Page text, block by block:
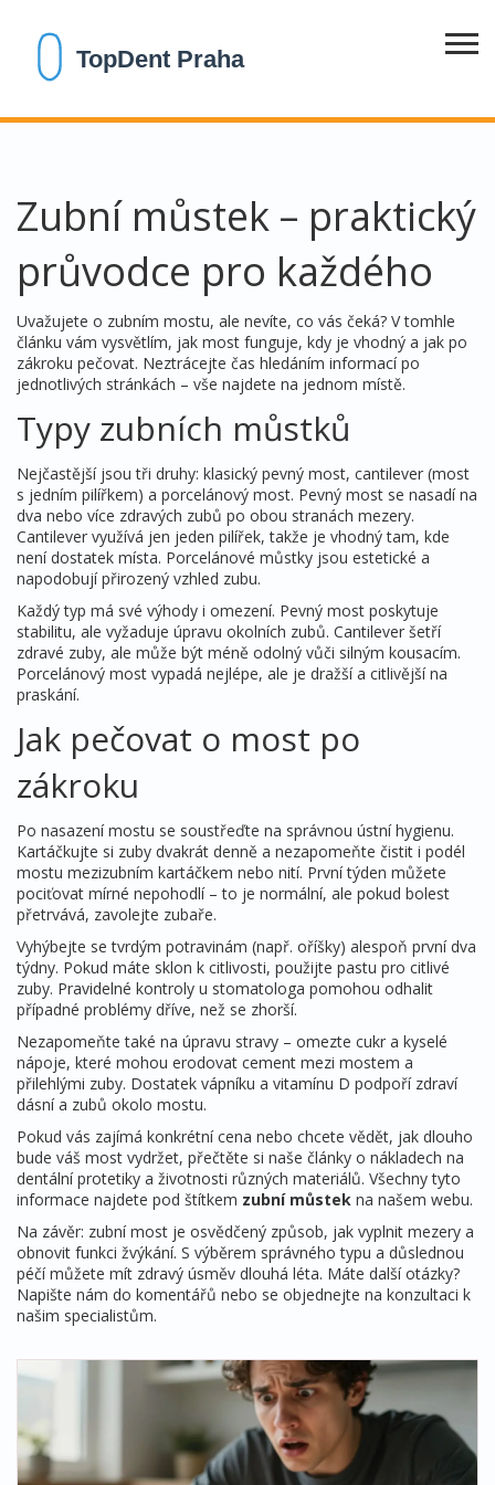
Zubní můstek – praktický
průvodce pro každého
Uvažujete o zubním mostu, ale nevíte, co vás čeká? V tomhle
článku vám vysvětlím, jak most funguje, kdy je vhodný a jak po
zákroku pečovat. Neztrácejte čas hledáním informací po
jednotlivých stránkách – vše najdete na jednom místě.
Typy zubních můstků
Nejčastější jsou tři druhy: klasický pevný most, cantilever (most
s jedním pilířkem) a porcelánový most. Pevný most se nasadí na
dva nebo více zdravých zubů po obou stranách mezery.
Cantilever využívá jen jeden pilířek, takže je vhodný tam, kde
není dostatek místa. Porcelánové můstky jsou estetické a
napodobují přirozený vzhled zubu.
Každý typ má své výhody i omezení. Pevný most poskytuje
stabilitu, ale vyžaduje úpravu okolních zubů. Cantilever šetří
zdravé zuby, ale může být méně odolný vůči silným kousacím.
Porcelánový most vypadá nejlépe, ale je dražší a citlivější na
praskání.
Jak pečovat o most po
zákroku
Po nasazení mostu se soustřeďte na správnou ústní hygienu.
Kartáčkujte si zuby dvakrát denně a nezapomeňte čistit i podél
mostu mezizubním kartáčkem nebo nití. První týden můžete
pociťovat mírné nepohodlí – to je normální, ale pokud bolest
přetrvává, zavolejte zubaře.
Vyhýbejte se tvrdým potravinám (např. oříšky) alespoň první dva
týdny. Pokud máte sklon k citlivosti, použijte pastu pro citlivé
zuby. Pravidelné kontroly u stomatologa pomohou odhalit
případné problémy dříve, než se zhorší.
Nezapomeňte také na úpravu stravy – omezte cukr a kyselé
nápoje, které mohou erodovat cement mezi mostem a
přilehlými zuby. Dostatek vápníku a vitamínu D podpoří zdraví
dásní a zubů okolo mostu.
Pokud vás zajímá konkrétní cena nebo chcete vědět, jak dlouho
bude váš most vydržet, přečtěte si naše články o nákladech na
dentální protetiky a životnosti různých materiálů. Všechny tyto
informace najdete pod štítkem zubní můstek na našem webu.
Na závěr: zubní most je osvědčený způsob, jak vyplnit mezery a
obnovit funkci žvýkání. S výběrem správného typu a důslednou
péčí můžete mít zdravý úsměv dlouhá léta. Máte další otázky?
Napište nám do komentářů nebo se objednejte na konzultaci k
našim specialistům.